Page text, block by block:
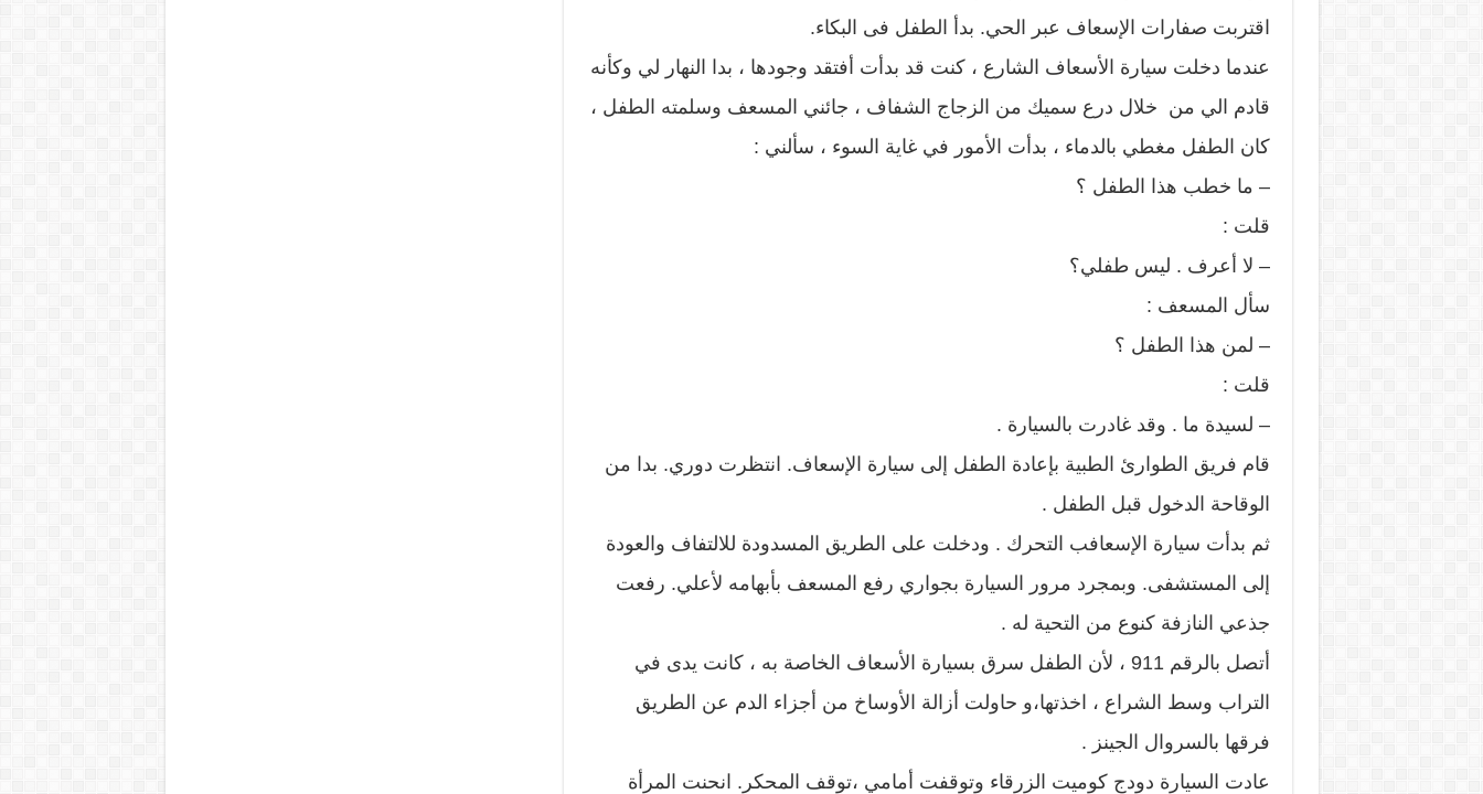
اقتربت صفارات الإسعاف عبر الحي. بدأ الطفل فى البكاء.
عندما دخلت سيارة الأسعاف الشارع ، كنت قد بدأت أفتقد وجودها ، بدا النهار لي وكأنه
قادم الي من خلال درع سميك من الزجاج الشفاف ، جائني المسعف وسلمته الطفل ،
كان الطفل مغطي بالدماء ، بدأت الأمور في غاية السوء ، سألني :
– ما خطب هذا الطفل ؟
قلت :
– لا أعرف . ليس طفلي؟
سأل المسعف :
– لمن هذا الطفل ؟
قلت :
– لسيدة ما . وقد غادرت بالسيارة .
قام فريق الطوارئ الطبية بإعادة الطفل إلى سيارة الإسعاف. انتظرت دوري. بدا من
الوقاحة الدخول قبل الطفل .
ثم بدأت سيارة الإسعافب التحرك . ودخلت على الطريق المسدودة للالتفاف والعودة
إلى المستشفى. وبمجرد مرور السيارة بجواري رفع المسعف بأبهامه لأعلي. رفعت
جذعي النازفة كنوع من التحية له .
أتصل بالرقم 911 ، لأن الطفل سرق بسيارة الأسعاف الخاصة به ، كانت يدى في
التراب وسط الشراع ، اخذتها،و حاولت أزالة الأوساخ من أجزاء الدم عن الطريق
فرقها بالسروال الجينز .
عادت السيارة دودج كوميت الزرقاء وتوقفت أمامي ،توقف المحكر. انحنت المرأة